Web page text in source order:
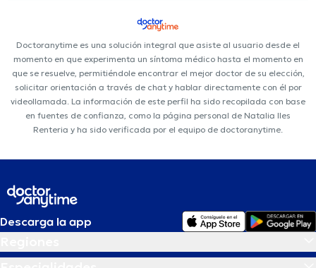
Doctoranytime es una solución integral que asiste al usuario desde el
momento en que experimenta un síntoma médico hasta el momento en
que se resuelve, permitiéndole encontrar el mejor doctor de su elección,
solicitar orientación a través de chat y hablar directamente con él por
videollamada. La información de este perfil ha sido recopilada con base
en fuentes de confianza, como la página personal de Natalia Iles
Renteria y ha sido verificada por el equipo de doctoranytime.
Descarga la app